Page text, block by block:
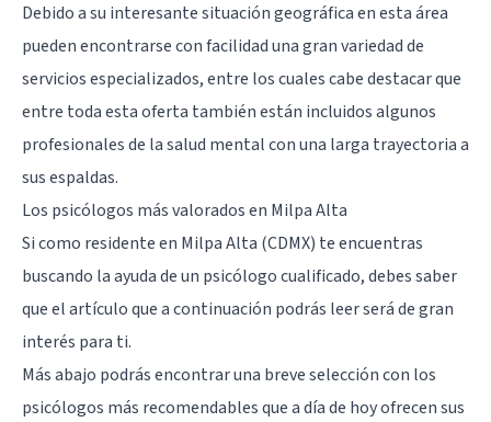
Debido a su interesante situación geográfica en esta área
pueden encontrarse con facilidad una gran variedad de
servicios especializados, entre los cuales cabe destacar que
entre toda esta oferta también están incluidos algunos
profesionales de la salud mental con una larga trayectoria a
sus espaldas.
Los psicólogos más valorados en Milpa Alta
Si como residente en Milpa Alta (CDMX) te encuentras
buscando la ayuda de un psicólogo cualificado, debes saber
que el artículo que a continuación podrás leer será de gran
interés para ti.
Más abajo podrás encontrar una breve selección con los
psicólogos más recomendables que a día de hoy ofrecen sus